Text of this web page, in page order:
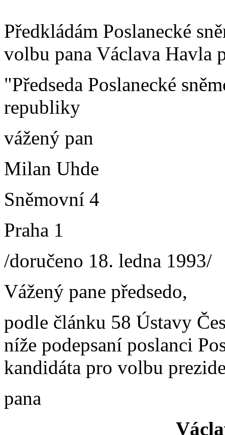
Předkládám Poslanecké
volbu pana Václava Havla
"Předseda Poslanecké
republiky
vážený pan
Milan Uhde
Sněmovní 4
Praha 1
/doručeno 18. ledna 1993/
Vážený pane předsedo,
podle článku 58 Ústavy
níže podepsaní poslanci
kandidáta pro volbu
pana